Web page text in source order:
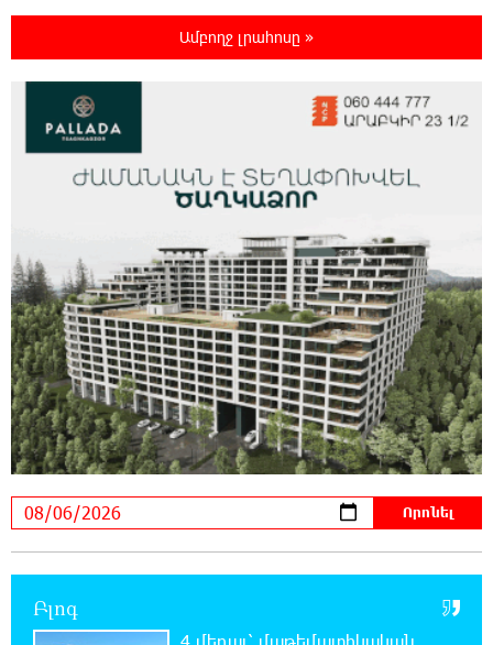
Ջուր հավաքեք․ բազմաթիվ հասցեներում
Եվրոպայի մայրաքաղաքները գրանցում են
շոգի նոր ռեկորդներ
Զովունի-Եղվարդ ճանապարհին բախվել են
«Alfa Romeo»-ն և «Opel»-ը. կա վիրավոր
22:44:25 5-08-2026
Անունս տալուց առաջ գոնե լվացվեք․ Էդմոն
Մարուքյան
22:40:10 5-08-2026
Այսօր մենք ունենք մի իրավիճակ, երբ որ
բանտերը լիքն են քաղբանտարկյալներով,
նորերին բերելու համար, քանի որ տեղ չկա, հերթափոխով
Ամբողջ լրահոսը »
Բլոգ